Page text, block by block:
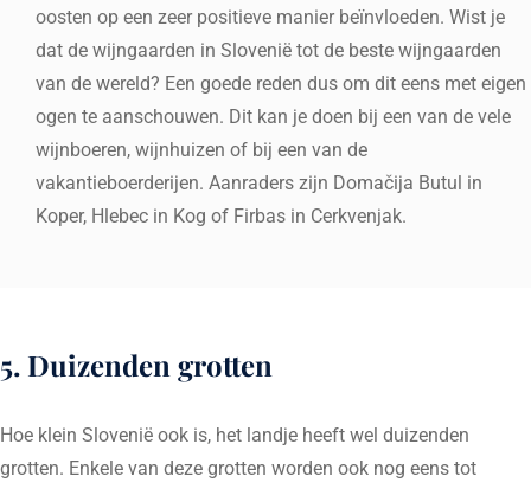
oosten op een zeer positieve manier beïnvloeden. Wist je
dat de wijngaarden in Slovenië tot de beste wijngaarden
van de wereld? Een goede reden dus om dit eens met eigen
ogen te aanschouwen. Dit kan je doen bij een van de vele
wijnboeren, wijnhuizen of bij een van de
vakantieboerderijen. Aanraders zijn Domačija Butul in
Koper, Hlebec in Kog of Firbas in Cerkvenjak.
5. Duizenden grotten
Hoe klein Slovenië ook is, het landje heeft wel duizenden
grotten. Enkele van deze grotten worden ook nog eens tot